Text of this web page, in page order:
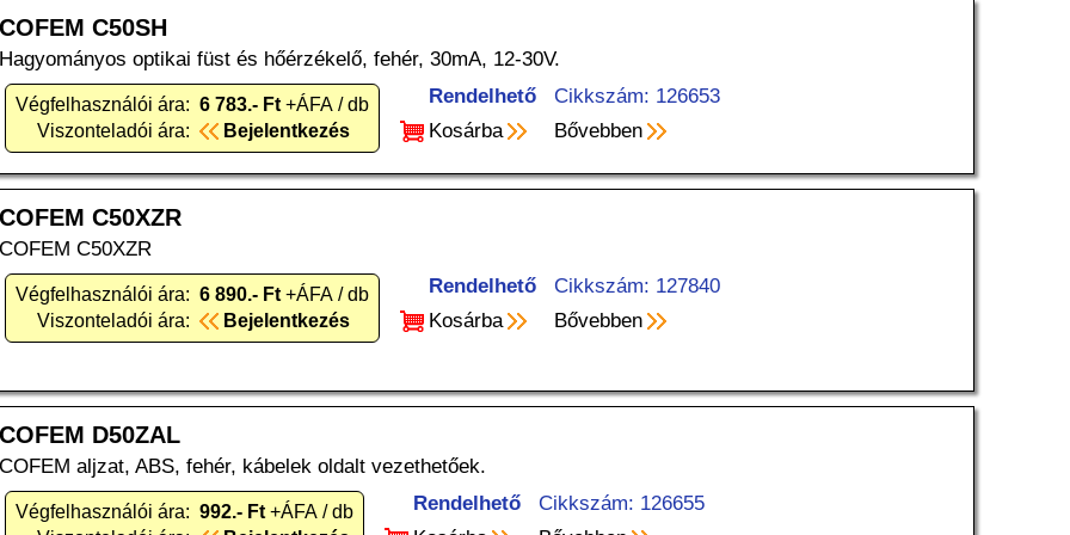
COFEM C50SH
Hagyományos optikai füst és hőérzékelő, fehér, 30mA, 12-30V.
Végfelhasználói ára: 6 783.- Ft +ÁFA / db
Viszonteladói ára:
Bejelentkezés
Rendelhető
Cikkszám: 126653
Kosárba
Bővebben
COFEM C50XZR
COFEM C50XZR
Végfelhasználói ára: 6 890.- Ft +ÁFA / db
Viszonteladói ára:
Bejelentkezés
Rendelhető
Cikkszám: 127840
Kosárba
Bővebben
COFEM D50ZAL
COFEM aljzat, ABS, fehér, kábelek oldalt vezethetőek.
Végfelhasználói ára: 992.- Ft +ÁFA / db
Rendelhető
Cikkszám: 126655